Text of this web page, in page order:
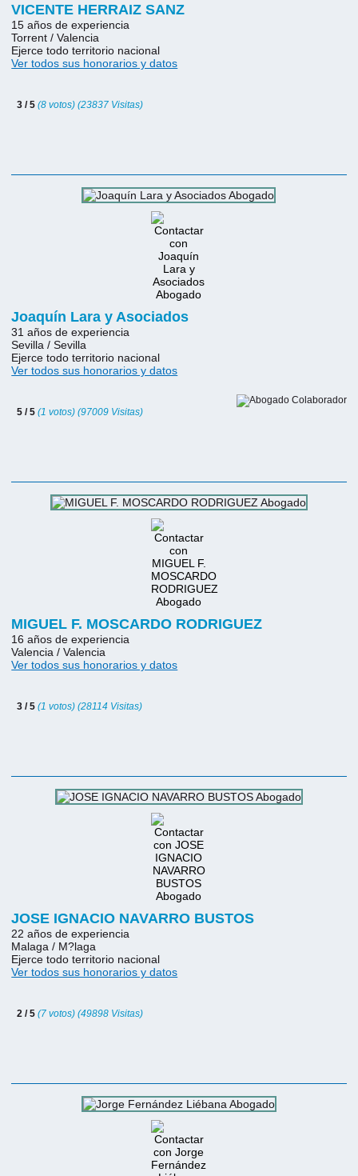
VICENTE HERRAIZ SANZ
15 años de experiencia
Torrent / Valencia
Ejerce todo territorio nacional
Ver todos sus honorarios y datos
3 / 5(8 votos) (23837 Visitas)
Joaquín Lara y Asociados
31 años de experiencia
Sevilla / Sevilla
Ejerce todo territorio nacional
Ver todos sus honorarios y datos
5 / 5(1 votos) (97009 Visitas)
MIGUEL F. MOSCARDO RODRIGUEZ
16 años de experiencia
Valencia / Valencia
Ver todos sus honorarios y datos
3 / 5(1 votos) (28114 Visitas)
JOSE IGNACIO NAVARRO BUSTOS
22 años de experiencia
Malaga / M?laga
Ejerce todo territorio nacional
Ver todos sus honorarios y datos
2 / 5(7 votos) (49898 Visitas)